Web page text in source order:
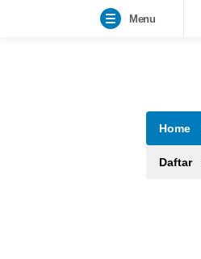
Menu
Home
Daftar